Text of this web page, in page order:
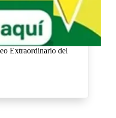
Extraordinario del